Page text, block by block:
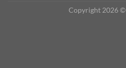
Copyright 2026 ©